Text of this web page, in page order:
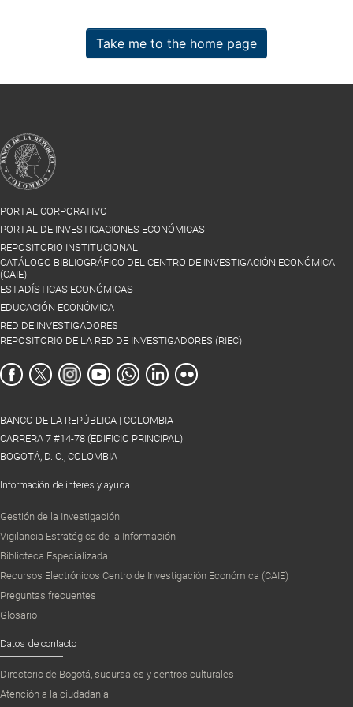
Take me to the home page
PORTAL CORPORATIVO
PORTAL DE INVESTIGACIONES ECONÓMICAS
REPOSITORIO INSTITUCIONAL
CATÁLOGO BIBLIOGRÁFICO DEL CENTRO DE INVESTIGACIÓN ECONÓMICA
(CAIE)
ESTADÍSTICAS ECONÓMICAS
EDUCACIÓN ECONÓMICA
RED DE INVESTIGADORES
REPOSITORIO DE LA RED DE INVESTIGADORES (RIEC)
BANCO DE LA REPÚBLICA | COLOMBIA
CARRERA 7 #14-78 (EDIFICIO PRINCIPAL)
BOGOTÁ, D. C., COLOMBIA
Información de interés y ayuda
Gestión de la Investigación
Vigilancia Estratégica de la Información
Biblioteca Especializada
Recursos Electrónicos Centro de Investigación Económica (CAIE)
Preguntas frecuentes
Glosario
Datos de contacto
Directorio de Bogotá, sucursales y centros culturales
Atención a la ciudadanía